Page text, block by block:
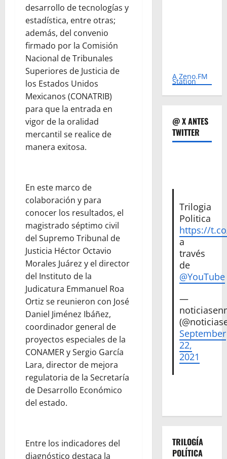
desarrollo de tecnologías y
estadística, entre otras;
además, del convenio
firmado por la Comisión
Nacional de Tribunales
Superiores de Justicia de
los Estados Unidos
Mexicanos (CONATRIB)
para que la entrada en
vigor de la oralidad
mercantil se realice de
manera exitosa.
En este marco de
colaboración y para
conocer los resultados, el
magistrado séptimo civil
del Supremo Tribunal de
Justicia Héctor Octavio
Morales Juárez y el director
del Instituto de la
Judicatura Emmanuel Roa
Ortiz se reunieron con José
Daniel Jiménez Ibáñez,
coordinador general de
proyectos especiales de la
CONAMER y Sergio García
Lara, director de mejora
regulatoria de la Secretaría
de Desarrollo Económico
del estado.
Entre los indicadores del
diagnóstico destaca la
A Zeno.FM
Station
@ X ANTES
TWITTER
Trilogia
Politica
https://
a
través
de
@YouTube
—
September
22,
2021
TRILOGÍA
POLÍTICA